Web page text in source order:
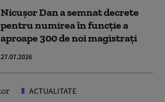
Nicușor Dan a semnat decrete
pentru numirea în funcție a
aproape 300 de noi magistrați
27.07.2026
ACTUALITATE